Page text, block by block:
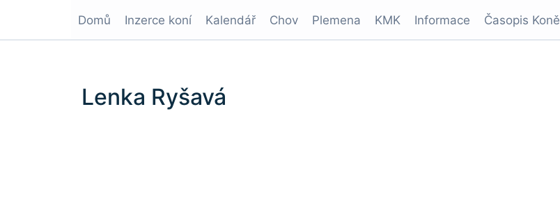
Domů Inzerce koní Kalendář Chov Plemena KMK Informace Časopis Koně
Lenka Ryšavá